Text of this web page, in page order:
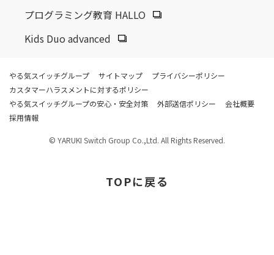
プログラミング教育 HALLO
Kids Duo advanced
やる気スイッチグループ サイトマップ
プライバシーポリシー
カスタマーハラスメントに対するポリシー
やる気スイッチグループの安心・安全対策
外部送信ポリシー
会社概要
採用情報
© YARUKI Switch Group Co.,Ltd. All Rights Reserved.
TOPに戻る